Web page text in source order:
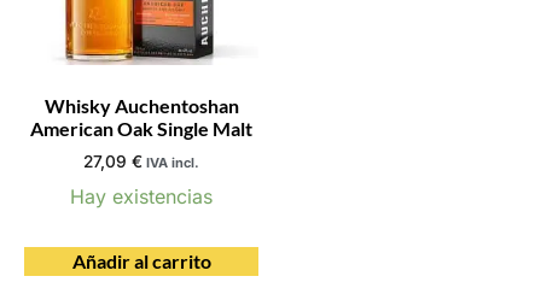
Whisky Auchentoshan
American Oak Single Malt
27,09 € IVA incl.
Hay existencias
Añadir al carrito